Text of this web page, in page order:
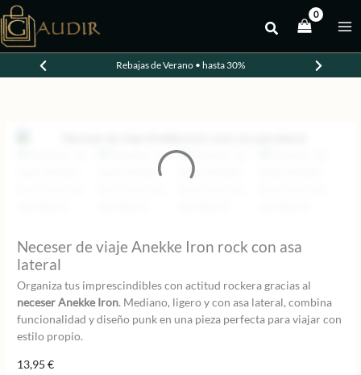
al
contenido
Rebajas de Verano • hasta 30%
Neceser de viaje Anekke Iron rock con asa
lateral
Organiza tus imprescindibles con actitud rockera gracias al
neceser Anekke Iron. Mediano, ligero y con asa lateral, combina
funcionalidad y diseño punk en una pieza perfecta para viajar con
estilo propio.
13,95€